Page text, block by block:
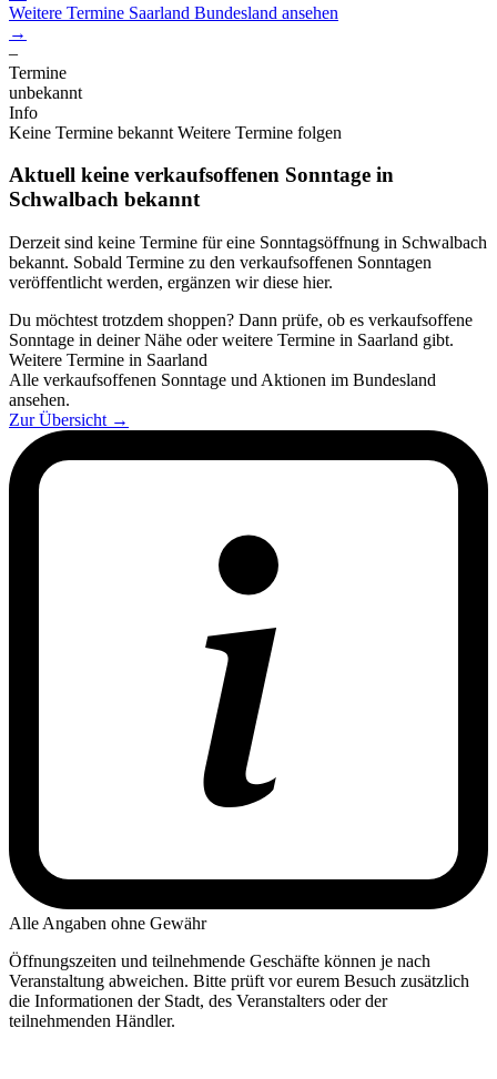
Weitere Termine Saarland Bundesland ansehen
→
–
Termine
unbekannt
Info
Keine Termine bekannt Weitere Termine folgen
Aktuell keine verkaufsoffenen Sonntage in
Schwalbach bekannt
Derzeit sind keine Termine für eine Sonntagsöffnung in Schwalbach
bekannt. Sobald Termine zu den verkaufsoffenen Sonntagen
veröffentlicht werden, ergänzen wir diese hier.
Du möchtest trotzdem shoppen? Dann prüfe, ob es verkaufsoffene
Sonntage in deiner Nähe oder weitere Termine in Saarland gibt.
Weitere Termine in Saarland
Alle verkaufsoffenen Sonntage und Aktionen im Bundesland
ansehen.
Zur Übersicht →
Alle Angaben ohne Gewähr
Öffnungszeiten und teilnehmende Geschäfte können je nach
Veranstaltung abweichen. Bitte prüft vor eurem Besuch zusätzlich
die Informationen der Stadt, des Veranstalters oder der
teilnehmenden Händler.